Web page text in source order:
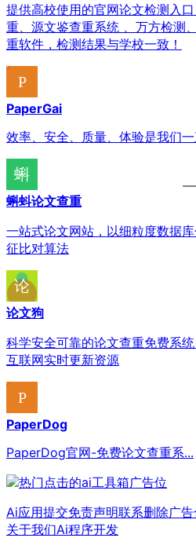
提供高校使用的官网论文检测入
重、源文鉴查重系统 、万方检测
重软件，检测结果与学校一致！
PaperGai
效率、安全、质量、体验是我们
蝌蚪论文查重
一站式论文网站，以细粒度数据
征比对算法
论文狗
科学安全可靠的论文查重免费系
互联网实时更新资源
PaperDog
PaperDog官网-免费论文查重系...
Ai应用提交免责声明联系删除广
关于我们Ai程序开发